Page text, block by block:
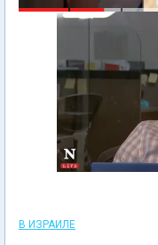
В ИЗРАИЛЕ